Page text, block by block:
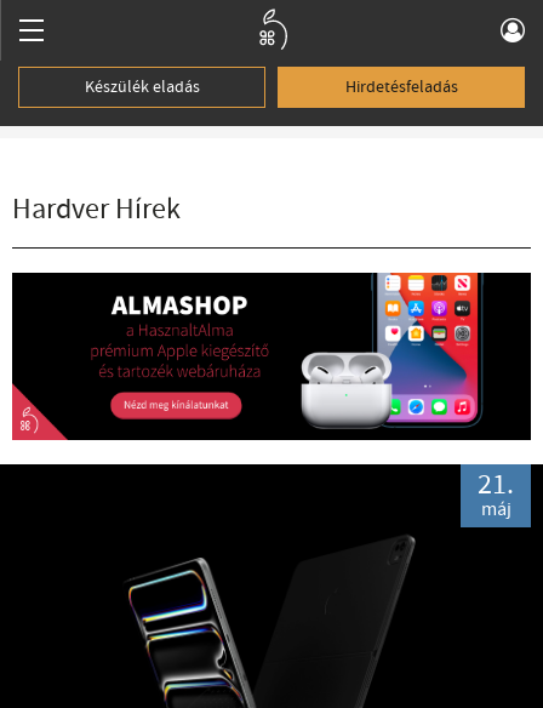
Készülék eladás Hirdetésfeladás
Hardver Hírek
21.
máj